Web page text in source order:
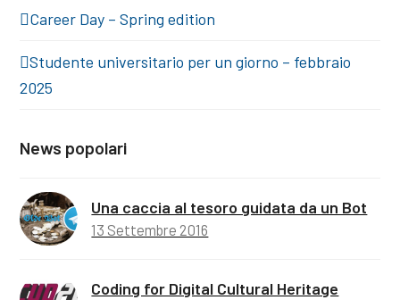
Career Day – Spring edition
Studente universitario per un giorno – febbraio
2025
News popolari
Una caccia al tesoro guidata da un Bot
13 Settembre 2016
Coding for Digital Cultural Heritage